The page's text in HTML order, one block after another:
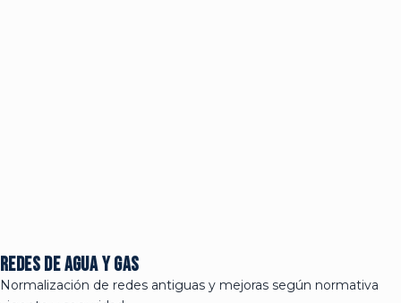
Redes de agua y gas
Normalización de redes antiguas y mejoras según normativa